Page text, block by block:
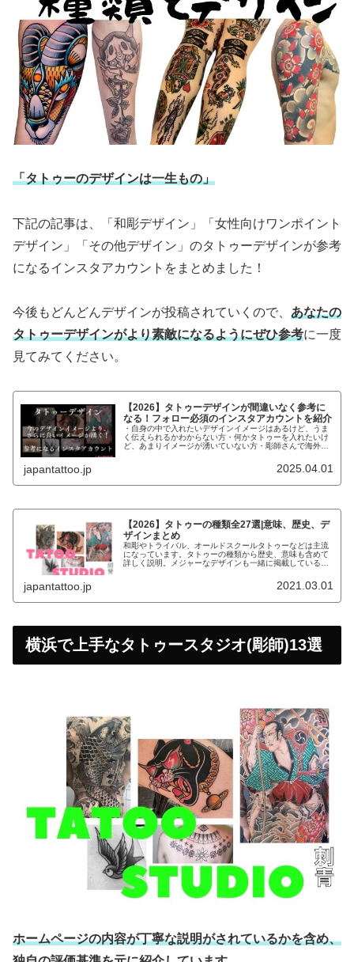
「タトゥーのデザインは一生もの」
下記の記事は、「和彫デザイン」「女性向けワンポイント
デザイン」「その他デザイン」のタトゥーデザインが参考
になるインスタアカウントをまとめました！
今後もどんどんデザインが投稿されていくので、 あなたの
タトゥーデザインがより素敵になるようにぜひ参考に一度
見てみてください。
【2026】タトゥーデザインが間違いなく参考に
なる！フォロー必須のインスタアカウントを紹介
・自身の中で入れたいデザインイメージはあるけど、うま
く伝えられるかわからない方・何かタトゥーを入れたいけ
ど、あまりイメージが湧いていない方・彫師さんで海外の
japantattoo.jp 2025.04.01
【2026】タトゥーの種類全27選|意味、歴史、デ
ザインまとめ
和彫やトライバル、オールドスクールタトゥーなどは主流
になっています。タトゥーの種類から歴史、意味も含めて
詳しく説明。メジャーなデザインも一緒に掲載しているの
japantattoo.jp 2021.03.01
横浜で上手なタトゥースタジオ(彫師)13選
ホームページの内容が丁寧な説明がされているかを含め、